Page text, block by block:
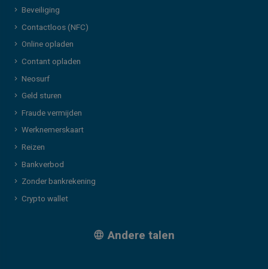
Beveiliging
Contactloos (NFC)
Online opladen
Contant opladen
Neosurf
Geld sturen
Fraude vermijden
Werknemerskaart
Reizen
Bankverbod
Zonder bankrekening
Crypto wallet
Andere talen